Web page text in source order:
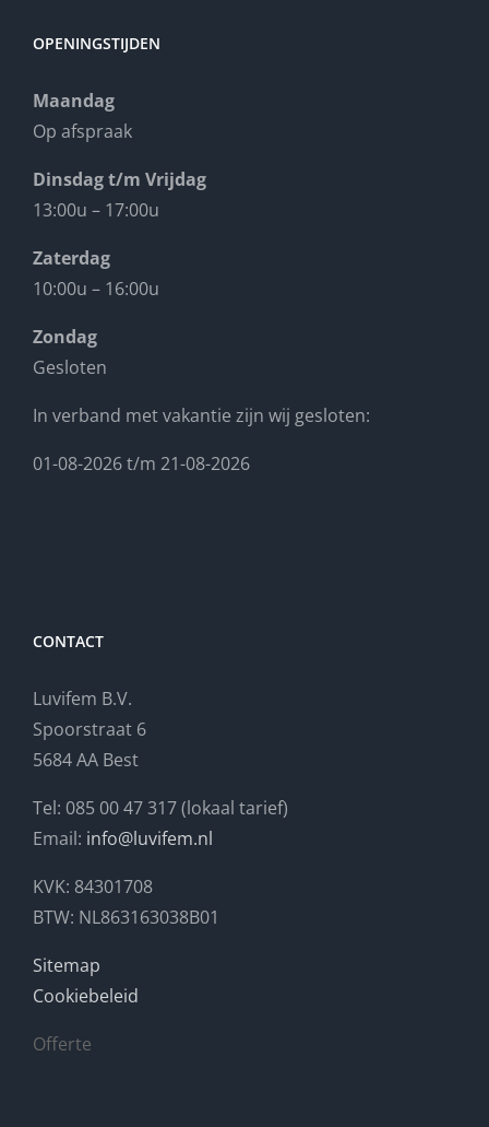
OPENINGSTIJDEN
Maandag
Op afspraak
Dinsdag t/m Vrijdag
13:00u – 17:00u
Zaterdag
10:00u – 16:00u
Zondag
Gesloten
In verband met vakantie zijn wij gesloten:
01-08-2026 t/m 21-08-2026
CONTACT
Luvifem B.V.
Spoorstraat 6
5684 AA Best
Tel: 085 00 47 317 (lokaal tarief)
Email: info@luvifem.nl
KVK: 84301708
BTW: NL863163038B01
Sitemap
Cookiebeleid
Offerte